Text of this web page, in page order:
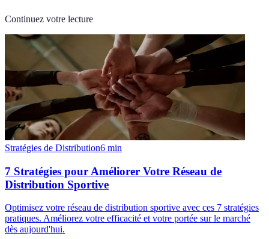
Continuez votre lecture
Stratégies de Distribution6 min
7 Stratégies pour Améliorer Votre Réseau de
Distribution Sportive
Optimisez votre réseau de distribution sportive avec ces 7 stratégies
pratiques. Améliorez votre efficacité et votre portée sur le marché
dès aujourd'hui.